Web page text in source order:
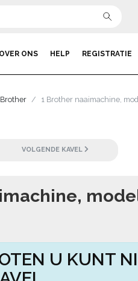
OVER ONS HELP REGISTRATIE
Brother 1 Brother naaimachine,
VOLGENDE KAVEL
U KUNT